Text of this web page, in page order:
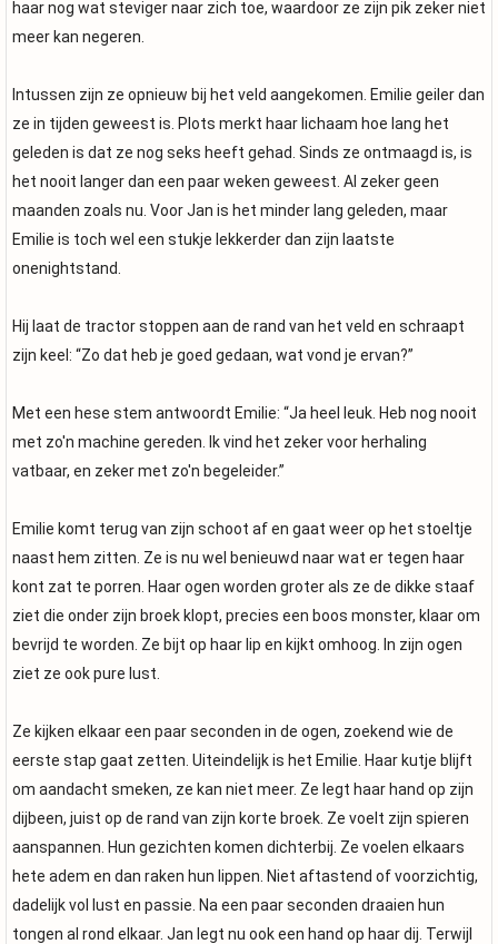
haar nog wat steviger naar zich toe, waardoor ze zijn pik zeker niet
meer kan negeren.
Intussen zijn ze opnieuw bij het veld aangekomen. Emilie geiler dan
ze in tijden geweest is. Plots merkt haar lichaam hoe lang het
geleden is dat ze nog seks heeft gehad. Sinds ze ontmaagd is, is
het nooit langer dan een paar weken geweest. Al zeker geen
maanden zoals nu. Voor Jan is het minder lang geleden, maar
Emilie is toch wel een stukje lekkerder dan zijn laatste
onenightstand.
Hij laat de tractor stoppen aan de rand van het veld en schraapt
zijn keel: “Zo dat heb je goed gedaan, wat vond je ervan?”
Met een hese stem antwoordt Emilie: “Ja heel leuk. Heb nog nooit
met zo'n machine gereden. Ik vind het zeker voor herhaling
vatbaar, en zeker met zo'n begeleider.”
Emilie komt terug van zijn schoot af en gaat weer op het stoeltje
naast hem zitten. Ze is nu wel benieuwd naar wat er tegen haar
kont zat te porren. Haar ogen worden groter als ze de dikke staaf
ziet die onder zijn broek klopt, precies een boos monster, klaar om
bevrijd te worden. Ze bijt op haar lip en kijkt omhoog. In zijn ogen
ziet ze ook pure lust.
Ze kijken elkaar een paar seconden in de ogen, zoekend wie de
eerste stap gaat zetten. Uiteindelijk is het Emilie. Haar kutje blijft
om aandacht smeken, ze kan niet meer. Ze legt haar hand op zijn
dijbeen, juist op de rand van zijn korte broek. Ze voelt zijn spieren
aanspannen. Hun gezichten komen dichterbij. Ze voelen elkaars
hete adem en dan raken hun lippen. Niet aftastend of voorzichtig,
dadelijk vol lust en passie. Na een paar seconden draaien hun
tongen al rond elkaar. Jan legt nu ook een hand op haar dij. Terwijl